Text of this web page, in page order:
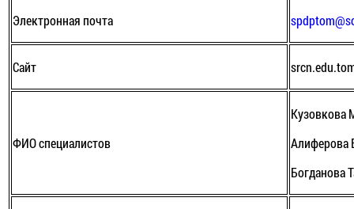
Электронная почта
Сайт
ФИО специалистов
Кузовкова
Алиферова
Богданова